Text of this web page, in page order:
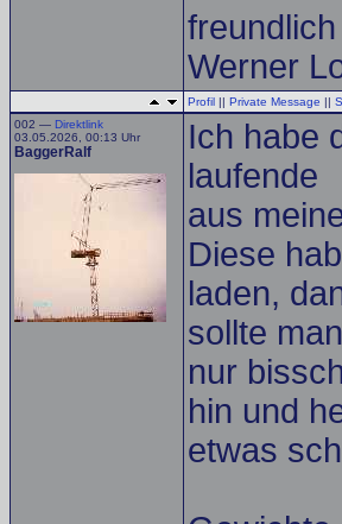
Werner
Profil || Private Message ||
002 — Direktlink
03.05.2026, 00:13 Uhr
BaggerRalf
Ich habe
laufende
aus
Diese
laden,
sollte
nur
hin und
etwas